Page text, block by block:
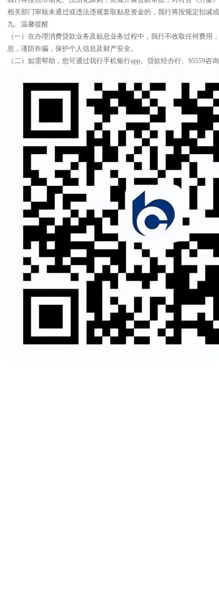
相关部门审核未通过或违法违规套取贴息资金的，我行将按规定扣减
九、温馨提醒
（一）在办理消费贷款业务及贴息业务过程中，我行不收取任何费
息，谨防诈骗，保护个人信息及财产安全。
（二）如需帮助，您可通过我行手机银行app、贷款经办行、95559